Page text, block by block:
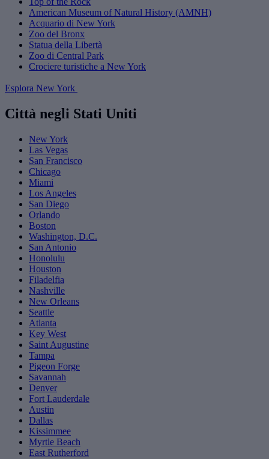
American Museum of Natural History (AMNH)
Acquario di New York
Zoo del Bronx
Statua della Libertà
Zoo di Central Park
Crociere turistiche a New York
Esplora New York
Città negli Stati Uniti
New York
Las Vegas
San Francisco
Chicago
Miami
Los Angeles
San Diego
Orlando
Boston
Washington, D.C.
San Antonio
Honolulu
Houston
Filadelfia
Nashville
New Orleans
Seattle
Atlanta
Key West
Saint Augustine
Tampa
Pigeon Forge
Savannah
Denver
Fort Lauderdale
Austin
Dallas
Kissimmee
Myrtle Beach
East Rutherford